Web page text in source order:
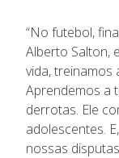
“No futebol,
Alberto Salton,
vida, treinamos
Aprendemos a
derrotas. Ele
adolescentes.
nossas